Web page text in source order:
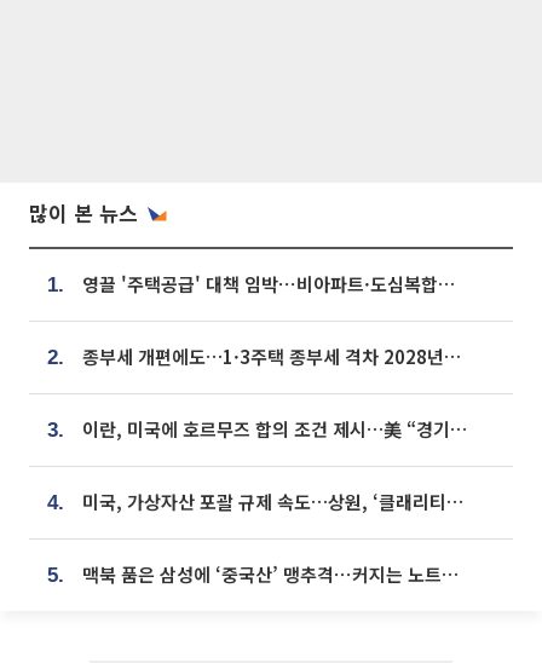
많이 본 뉴스
1. 영끌 '주택공급' 대책 임박⋯비아파트·도심복합까지 총동원
2. 종부세 개편에도…1·3주택 종부세 격차 2028년부터 확대
3. 이란, 미국에 호르무즈 합의 조건 제시…美 “경기 아직 안 끝나” [종합]
4. 미국, 가상자산 포괄 규제 속도…상원, ‘클래리티법’ 9월 절차투표 추진
5. 맥북 품은 삼성에 ‘중국산’ 맹추격⋯커지는 노트북 OLED 시장